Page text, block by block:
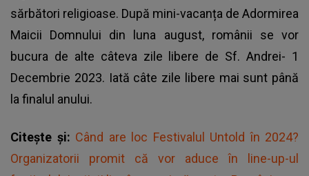
sărbători religioase. După mini-vacanța de Adormirea
Maicii Domnului din luna august, românii se vor
bucura de alte câteva zile libere de Sf. Andrei- 1
Decembrie 2023. Iată câte zile libere mai sunt până
la finalul anului.
Citește și: Când are loc Festivalul Untold în 2024?
Organizatorii promit că vor aduce în line-up-ul